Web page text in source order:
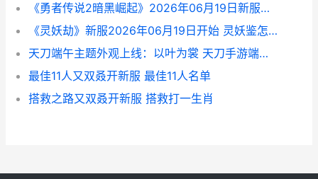
《勇者传说2暗黑崛起》2026年06月19日新服开始官宣 勇者传说2手游官网
《灵妖劫》新服2026年06月19日开始 灵妖鉴怎么搭配
天刀端午主题外观上线：以叶为裳 天刀手游端午节活动
最佳11人又双叒开新服 最佳11人名单
搭救之路又双叒开新服 搭救打一生肖